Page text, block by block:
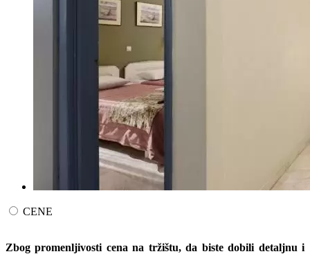
CENE
Zbog promenljivosti cena na tržištu, da biste dobili detaljnu i